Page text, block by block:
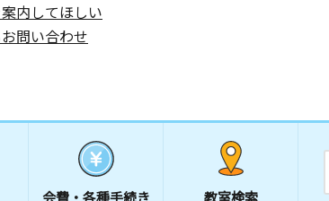
内してほしい
問い合わせ
会費・ 各種手続き 教室検索